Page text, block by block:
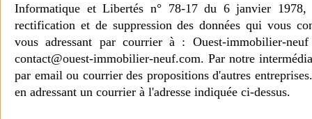
Informatique et Libertés n° 78-17 du 6 janvier 1978,
rectification et de suppression des données qui vous
vous adressant par courrier à : Ouest-immobilier-
contact@ouest-immobilier-neuf.com. Par notre
par email ou courrier des propositions d'autres
en adressant un courrier à l'adresse indiquée ci-dessus.